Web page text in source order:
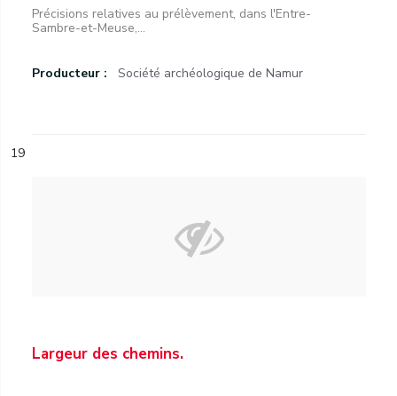
Précisions relatives au prélèvement, dans l'Entre-
Sambre-et-Meuse,...
Producteur : Société archéologique de Namur
19
Largeur des chemins.